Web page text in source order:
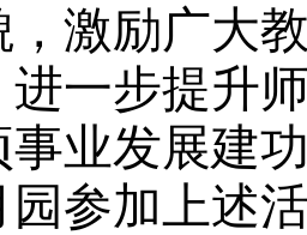
激励广大
一步提升
事业发展建
参加上述